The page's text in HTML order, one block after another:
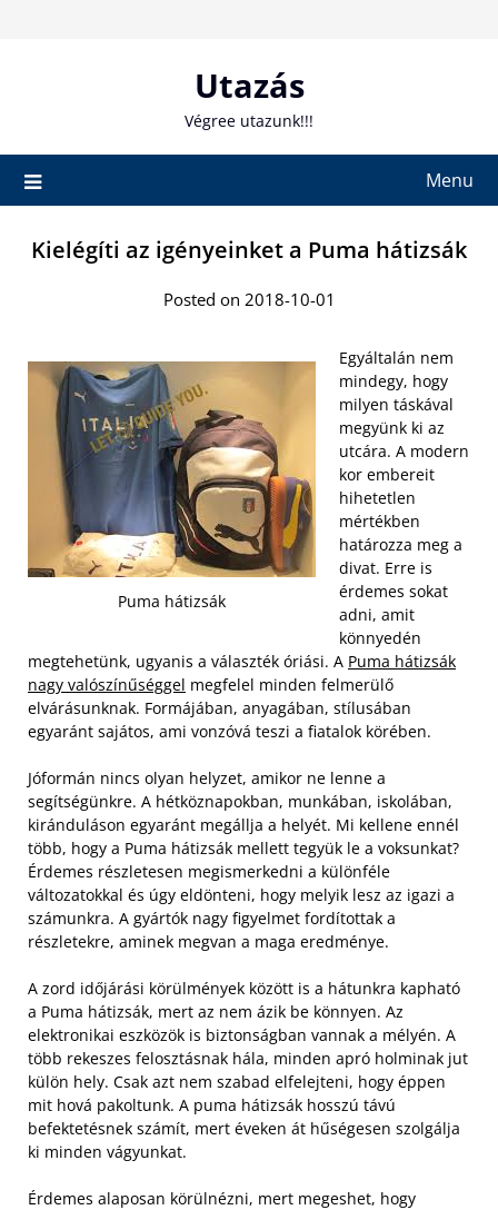
Utazás
Végree utazunk!!!
Menu
Kielégíti az igényeinket a Puma hátizsák
Posted on 2018-10-01
Puma hátizsák
Egyáltalán nem
mindegy, hogy
milyen táskával
megyünk ki az
utcára. A modern
kor embereit
hihetetlen
mértékben
határozza meg a
divat. Erre is
érdemes sokat
adni, amit
könnyedén
megtehetünk, ugyanis a választék óriási. A Puma hátizsák
nagy valószínűséggel megfelel minden felmerülő
elvárásunknak. Formájában, anyagában, stílusában
egyaránt sajátos, ami vonzóvá teszi a fiatalok körében.
Jóformán nincs olyan helyzet, amikor ne lenne a
segítségünkre. A hétköznapokban, munkában, iskolában,
kiránduláson egyaránt megállja a helyét. Mi kellene ennél
több, hogy a Puma hátizsák mellett tegyük le a voksunkat?
Érdemes részletesen megismerkedni a különféle
változatokkal és úgy eldönteni, hogy melyik lesz az igazi a
számunkra. A gyártók nagy figyelmet fordítottak a
részletekre, aminek megvan a maga eredménye.
A zord időjárási körülmények között is a hátunkra kapható
a Puma hátizsák, mert az nem ázik be könnyen. Az
elektronikai eszközök is biztonságban vannak a mélyén. A
több rekeszes felosztásnak hála, minden apró holminak jut
külön hely. Csak azt nem szabad elfelejteni, hogy éppen
mit hová pakoltunk. A puma hátizsák hosszú távú
befektetésnek számít, mert éveken át hűségesen szolgálja
ki minden vágyunkat.
Érdemes alaposan körülnézni, mert megeshet, hogy